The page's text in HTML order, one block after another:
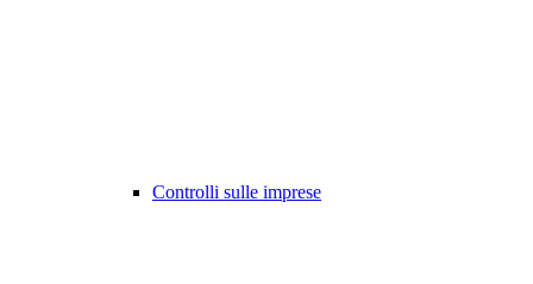
Controlli sulle imprese